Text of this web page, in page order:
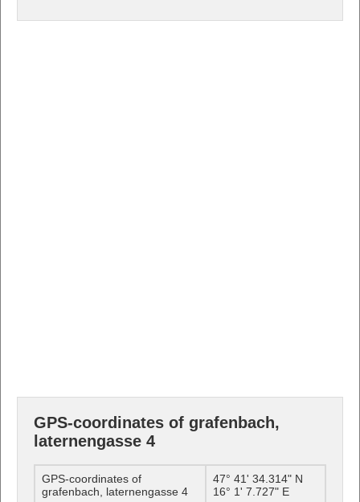
GPS-coordinates of grafenbach,
laternengasse 4
GPS-coordinates of
grafenbach, laternengasse 4
47° 41' 34.314" N
16° 1' 7.727" E